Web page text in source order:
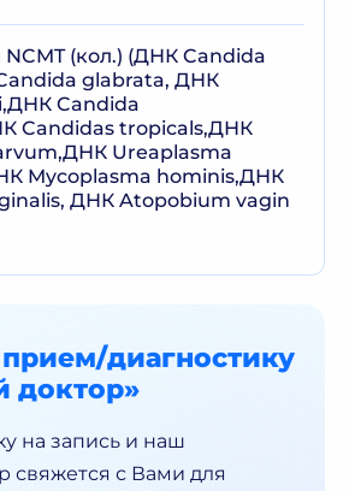
(кол.) (ДНК Candida
glabrata, ДНК
Candida
Candidas tropicals,ДНК
Ureaplasma
Mycoplasma hominis,ДНК
ДНК Atopobium vagin
диагностику
доктор»
на запись и наш
свяжется с Вами для